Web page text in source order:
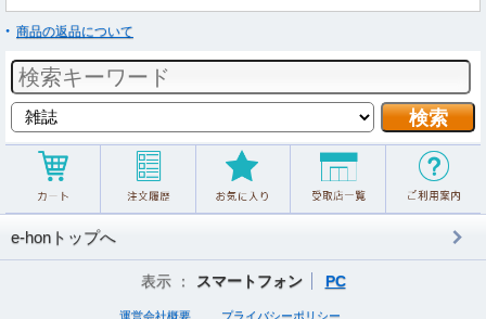
商品の返品について
e-honトップへ
表示 ： スマートフォン PC
運営会社概要 プライバシーポリシー